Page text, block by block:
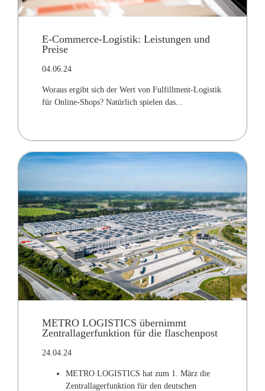
E-Commerce-Logistik: Leistungen und
Preise
04.06.24
Woraus ergibt sich der Wert von Fulfillment-Logistik
für Online-Shops? Natürlich spielen das...
METRO LOGISTICS übernimmt
Zentrallagerfunktion für die flaschenpost
24.04.24
METRO LOGISTICS hat zum 1. März die
Zentrallagerfunktion für den deutschen